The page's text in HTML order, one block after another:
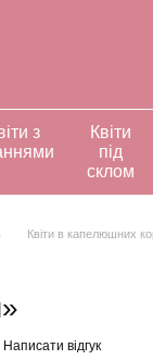
з
Квіти
під
склом
Квіти в капелюшних
Написати відгук